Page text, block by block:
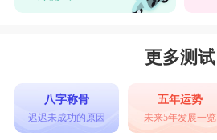
更多测试
八字称骨
迟迟未成功的原因
五年运势
未来5年发展一览